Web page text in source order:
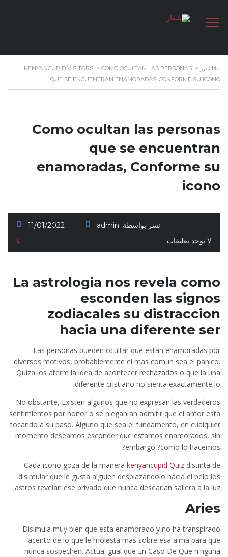
دلتا تايرز >
KENYANCUPID VISITORS > COMO OCULTAN LAS PERSONAS
QUE SE ENCUENTRAN ENAMORADAS, CONFORME SU ICONO
Como ocultan las personas
que se encuentran
enamoradas, Conforme su
icono
11/01/2022 نشر بواسطة: admin
لا توجد تعليقات
La astrologia nos revela como
esconden las signos
zodiacales su distraccion
hacia una diferente ser
Las personas pueden ocultar que estan enamoradas por
diversos motivos, probablemente el mas comun sea el panico.
Quiza los aterre la idea de acontecer rechazados o que la una
diferente cristiano no sienta exactamente lo.
No obstante, Existen algunos que no expresan las verdaderos
sentimientos por honor o se niegan an admitir que el amor esta
tocando a su paso. Alguno que sea el fundamento, en cualquier
momento deseamos esconder que estamos enamorados, sin
embargo ?como lo hacemos?
Cada icono goza de la manera kenyancupid Quiz distinta de
disimular que le gusta alguien desplazandolo hacia el pelo los
astros revelan ese privado que nunca desearian saliera a la luz.
Aries
Disimula muy bien que esta enamorado y no ha transpirado
acento de lo que le molesta mas sobre esa alma para que
nunca sospechen. Actua igual que En Caso De Que ninguna